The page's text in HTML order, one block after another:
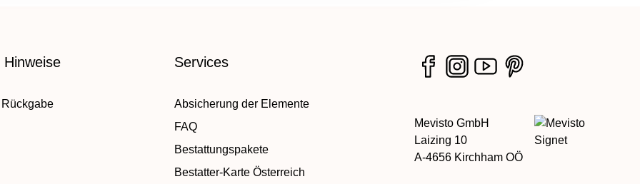
Hinweise Services
Absicherung der Elemente
FAQ
Bestattungspakete
Bestatter-Karte Österreich
Mevisto GmbH
Laizing 10
A-4656 Kirchham OÖ